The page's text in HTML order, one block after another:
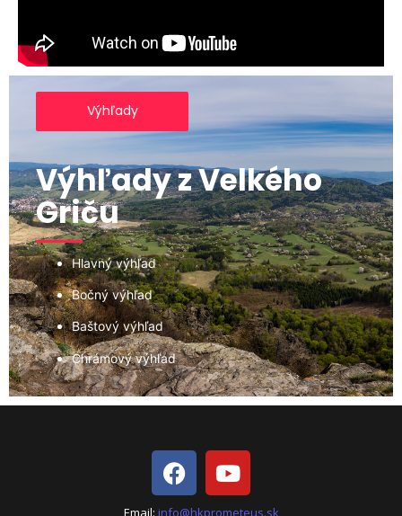
Výhľady
Výhľady z Velkého
Griču
Hlavný výhľad
Bočný výhľad
Baštový výhľad
Chrámový výhľad
Email: info@hkprometeus.sk